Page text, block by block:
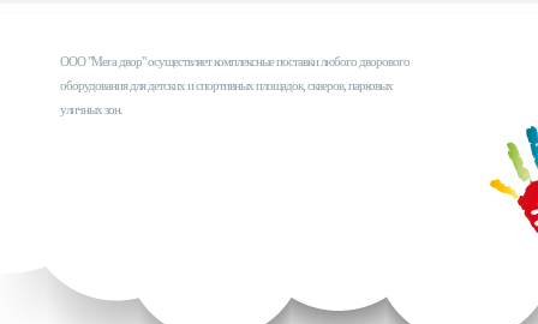
ООО "Мега двор" осуществляет комплексные поставки любого дворового
оборудования для детских и спортивных площадок, скверов, парковых
уличных зон.